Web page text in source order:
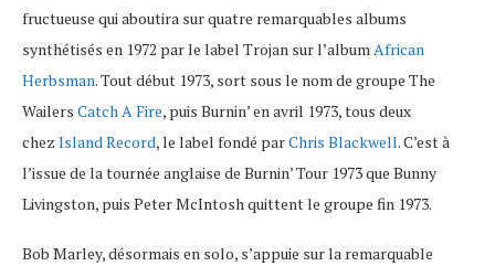
fructueuse qui aboutira sur quatre remarquables albums
synthétisés en 1972 par le label Trojan sur l’albumAfrican
Herbsman. Tout début 1973, sort sous le nom de groupe The
Wailers Catch A Fire, puis Burnin’ en avril 1973, tous deux
chez Island Record, le label fondé parChris Blackwell. C’est à
l’issue de la tournée anglaise de Burnin’ Tour 1973 que Bunny
Livingston, puis Peter McIntosh quittent le groupe fin 1973.
Bob Marley, désormais en solo, s’appuie sur la remarquable